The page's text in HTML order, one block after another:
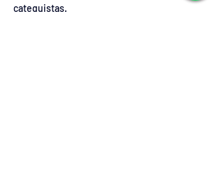
catequistas.